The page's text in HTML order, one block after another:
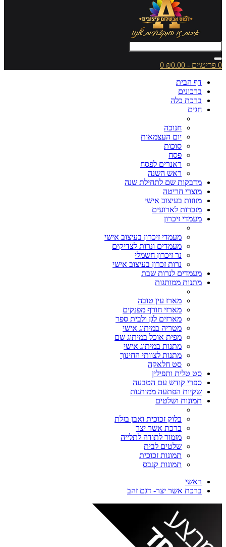
0 פריט\ים - ₪0.00
0
דף הבית
ברכונים
ברכת כלה
חגים
חנוכה
יום העצמאות
סוכות
פסח
ראנרים לפסח
ראש השנה
מדבקות שם לתחילת שנה
מוצרי חריטה
מזוזות בעיצוב אישי
מזכרות לארועים
מעמדי זיכרון
מעמדי זיכרון בעיצוב אישי
מעמדים ונרות לצדיקים
נר זיכרון חשמלי
נרות זכרון בעיצוב אישי
מעמדים לנרות שבת
מתנות ממותגות
מארז עין טובה
מארזי חורף מפנקים
מארזים לגן ולבית ספר
מטריה במיתוג אישי
מפית אוכל במיתוג שם
מתנות במיתוג אישי
מתנות לצוותי החינוך
סט חלאקה
סט טלית ותפילין
ספרי קודש עם הטבעה
שקיות הפתעה ממותגות
תמונות ושלטים
בלוק זכוכית ואבן בזלת
ברכת אשר יצר
מזמור לתודה לתלייה
שלטים לבית
תמונות זכוכית
תמונות קנבס
ראשי
ברכת אשר יצר- דגם זהב